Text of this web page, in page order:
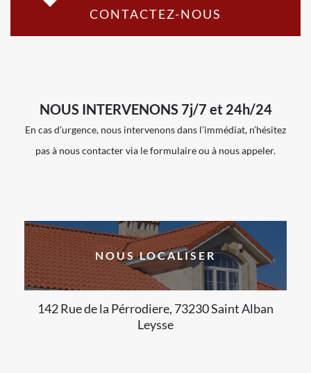
CONTACTEZ-NOUS
NOUS INTERVENONS 7j/7 et 24h/24
En cas d’urgence, nous intervenons dans l’immédiat, n’hésitez
pas à nous contacter via le formulaire ou à nous appeler.
NOUS LOCALISER
142 Rue de la Pérrodiere, 73230 Saint Alban
Leysse